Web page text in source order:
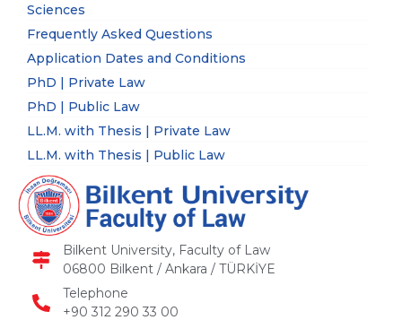
Sciences
Frequently Asked Questions
Application Dates and Conditions
PhD | Private Law
PhD | Public Law
LL.M. with Thesis | Private Law
LL.M. with Thesis | Public Law
Bilkent University, Faculty of Law
06800 Bilkent / Ankara / TÜRKİYE
Telephone
+90 312 290 33 00